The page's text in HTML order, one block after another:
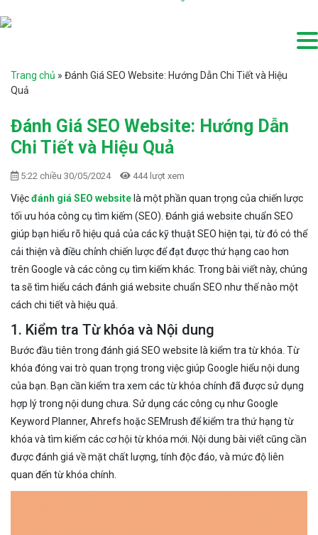
Trang chủ » Đánh Giá SEO Website: Hướng Dẫn Chi Tiết và Hiệu
Quả
Đánh Giá SEO Website: Hướng Dẫn
Chi Tiết và Hiệu Quả
5:22 chiều 30/05/2024 444 lượt xem
Việcđánh giá SEO website là một phần quan trọng của chiến lược
tối ưu hóa công cụ tìm kiếm (SEO). Đánh giá website chuẩn SEO
giúp bạn hiểu rõ hiệu quả của các kỹ thuật SEO hiện tại, từ đó có thể
cải thiện và điều chỉnh chiến lược để đạt được thứ hạng cao hơn
trên Google và các công cụ tìm kiếm khác. Trong bài viết này, chúng
ta sẽ tìm hiểu cách đánh giá website chuẩn SEO như thế nào một
cách chi tiết và hiệu quả.
1. Kiểm tra Từ khóa và Nội dung
Bước đầu tiên trong đánh giá SEO website là kiểm tra từ khóa. Từ
khóa đóng vai trò quan trọng trong việc giúp Google hiểu nội dung
của bạn. Bạn cần kiểm tra xem các từ khóa chính đã được sử dụng
hợp lý trong nội dung chưa. Sử dụng các công cụ như Google
Keyword Planner, Ahrefs hoặc SEMrush để kiểm tra thứ hạng từ
khóa và tìm kiếm các cơ hội từ khóa mới. Nội dung bài viết cũng cần
được đánh giá về mặt chất lượng, tính độc đáo, và mức độ liên
quan đến từ khóa chính.